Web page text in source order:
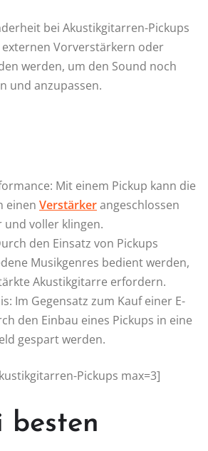
bei Akustikgitarren-Pickups
Vorverstärkern oder
werden, um den Sound noch
und anzupassen.
Mit einem Pickup kann die
einen Verstärkerangeschlossen
voller klingen.
den Einsatz von Pickups
Musikgenres bedient werden,
Akustikgitarre erfordern.
Im Gegensatz zum Kauf einer E-
den Einbau eines Pickups in eine
gespart werden.
Pickups max=3]
besten